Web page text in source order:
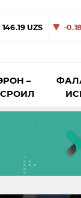
146.19 UZS -0.18
–